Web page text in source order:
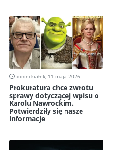
poniedziałek, 11 maja 2026
Prokuratura chce zwrotu
sprawy dotyczącej wpisu o
Karolu Nawrockim.
Potwierdziły się nasze
informacje